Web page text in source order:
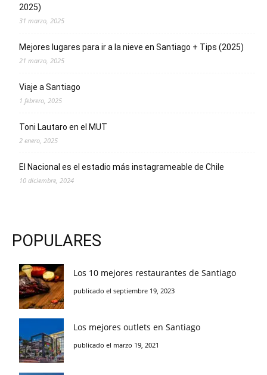
2025)
31 marzo, 2025
Mejores lugares para ir a la nieve en Santiago + Tips (2025)
21 marzo, 2025
Viaje a Santiago
1 febrero, 2025
Toni Lautaro en el MUT
2 enero, 2025
El Nacional es el estadio más instagrameable de Chile
10 diciembre, 2024
POPULARES
Los 10 mejores restaurantes de Santiago
publicado el septiembre 19, 2023
Los mejores outlets en Santiago
publicado el marzo 19, 2021